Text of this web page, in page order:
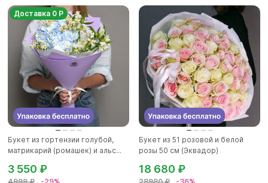
Доставка 0 Р
Букет из гортензии голубой,
матрикарий (ромашек) и альс...
3 550 ₽
Букет из 51 розовой и белой
розы 50 см (Эквадор)
18 680 ₽